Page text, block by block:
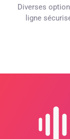
Diverses
ligne